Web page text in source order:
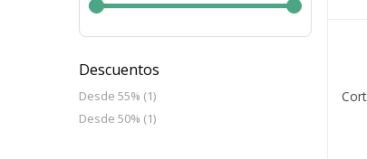
Descuentos
Desde 55% (1)
Desde 50% (1)